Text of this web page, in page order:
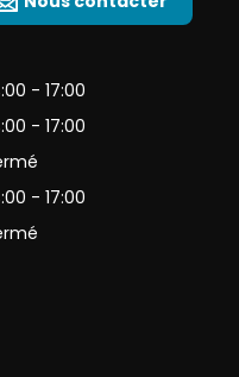
- 17:00
- 17:00
- 17:00